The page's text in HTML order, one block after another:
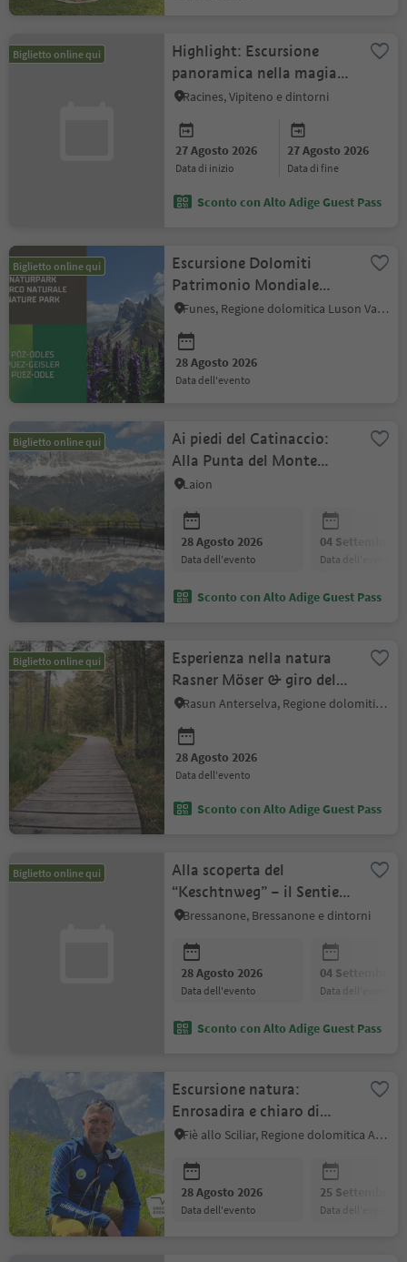
Biglietto online qui
Highlight: Escursione
panoramica nella magia
del luce luneare
Racines, Vipiteno e dintorni
27 Agosto 2026
data di inizio
27 Agosto 2026
data di fine
Sconto con Alto Adige Guest Pass
Biglietto online qui
Escursione Dolomiti
Patrimonio Mondiale
UNESCO: la formazione
delle Dolomiti
Funes, Regione dolomitica Luson Val di Funes
28 Agosto 2026
data dell'evento
Biglietto online qui
Ai piedi del Catinaccio:
Alla Punta del Monte
Balzo
Laion
28 Agosto 2026
data dell'evento
04 Settembre
data dell'evento
Sconto con Alto Adige Guest Pass
Biglietto online qui
Esperienza nella natura
Rasner Möser & giro del
paese
Rasun Anterselva, Regione dolomitica Plan de Corones
28 Agosto 2026
data dell'evento
Sconto con Alto Adige Guest Pass
Biglietto online qui
Alla scoperta del
“Keschtnweg” – il Sentiero
del Castagno
Bressanone, Bressanone e dintorni
28 Agosto 2026
data dell'evento
04 Settembre
data dell'evento
Sconto con Alto Adige Guest Pass
Escursione natura:
Enrosadira e chiaro di
luna
Fiè allo Sciliar, Regione dolomitica Alpe di Siusi
28 Agosto 2026
data dell'evento
25 Settembre
data dell'evento